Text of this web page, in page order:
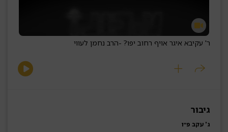
ר' עקיבא איגר אויף רחוב יפו? -הרב נחמן לעווי
גיבור
ג' עקב פ״ו